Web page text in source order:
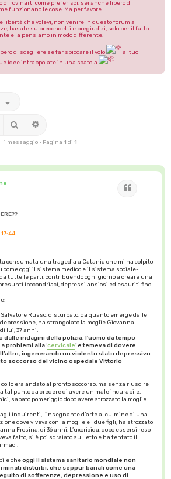
di rovinarti come preferisci, sei anche libero di
funzionano le cose. Ma per favore...
libertà che volevi, non venire in questo forum a
basate su preconcetti e pregiudizi, solo per il fatto
e la pensiamo in modo differente.
di scegliere se far spiccare il volo
ai tuoi
idee intrappolate in una scatola.
Cerca
1 messaggio • Pagina 1 di 1
consumata una tragedia a Catania che mi ha colpito
oggi il sistema medico e il sistema sociale-
tutte le parti, contribuendo ogni giorno a creare una
ipocondriaci, depressi ansiosi ed esauriti fino
Russo, disturbato, da quanto emerge dalle
ha strangolato la moglie Giovanna
lui, 37 anni.
indagini della polizia, l’uomo da tempo
problemi alla ‘cervicale’ e temeva di dovere
ingenerando un violento stato depressivo
soccorso del vicino ospedale Vittorio
era andato al pronto soccorso, ma senza riuscire
tal punto da credere di avere un male incurabile.
sabato pomeriggio dopo avere strozzato la moglie
inquirenti, l’insegnante d’arte al culmine di una
dove viveva con la moglie e i due figli, ha strozzato
Frosina, di 36 anni. L’uxoricida, dopo essersi reso
fatto, si è poi sdraiato sul letto e ha tentato il
cheoggi il sistema sanitario mondiale non
disturbi, che seppur banali come una
di sofferenze, depressione e uso di